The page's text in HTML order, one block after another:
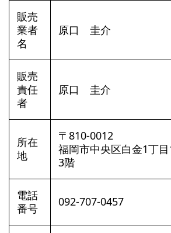
販売
業者
名
原口 圭介
販売
責任
者
原口 圭介
所在
地
〒810-0012
福岡市中央区白金1丁
3階
電話
番号
092-707-0457